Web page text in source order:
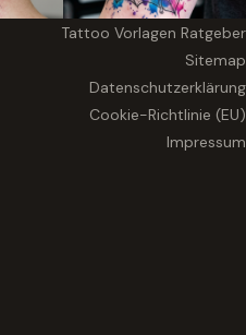
Tattoo Vorlagen Ratgeber
Sitemap
Datenschutzerklärung
Cookie-Richtlinie (EU)
Impressum